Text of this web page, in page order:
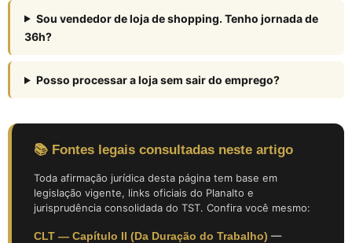
Sou vendedor de loja de shopping. Tenho jornada de
36h?
Posso processar a loja sem sair do emprego?
📚 Fontes legais consultadas neste artigo
Toda afirmação jurídica desta página tem base em
legislação vigente, links oficiais do Planalto e
jurisprudência consolidada do TST. Confira você mesmo:
CLT — Capítulo II (Da Duração do Trabalho) —